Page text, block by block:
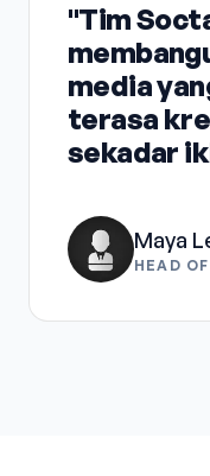
"Tim
media
terasa
sekadar
Maya
HEAD